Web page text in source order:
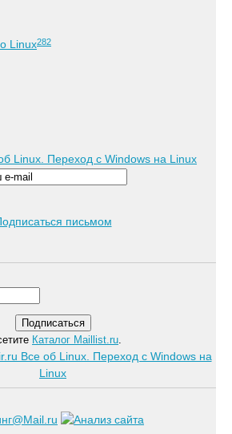
Linux282
Linux. Переход с Windows на Linux
письмом
Каталог Maillist.ru.